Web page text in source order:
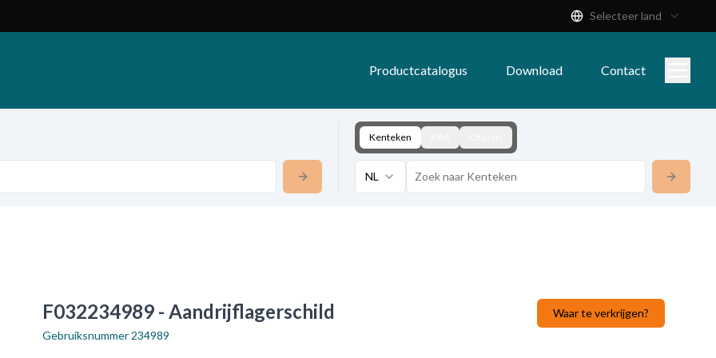
Selecteer land
Productcatalogus Download Contact
Kenteken
NL
F032234989 - Aandrijflagerschild
Waar te verkrijgen?
Gebruiksnummer 234989